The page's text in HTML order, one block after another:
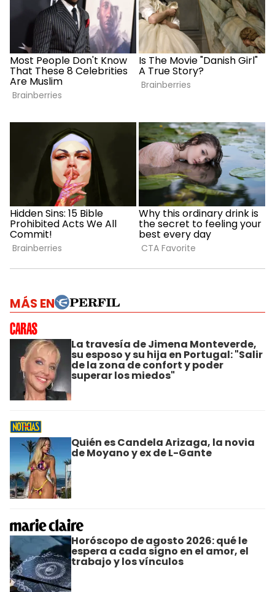
MÁS EN
La travesía de Jimena Monteverde,
su esposo y su hija en Portugal: "Salir
de la zona de confort y poder
superar los miedos"
Quién es Candela Arizaga, la novia
de Moyano y ex de L-Gante
Horóscopo de agosto 2026: qué le
espera a cada signo en el amor, el
trabajo y los vínculos